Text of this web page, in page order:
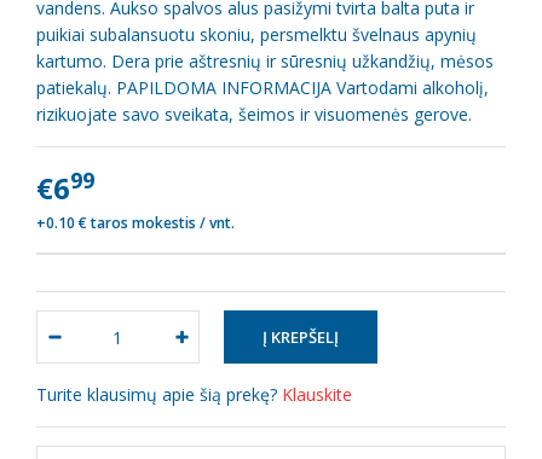
vandens. Aukso spalvos alus pasižymi tvirta balta puta ir
puikiai subalansuotu skoniu, persmelktu švelnaus apynių
kartumo. Dera prie aštresnių ir sūresnių užkandžių, mėsos
patiekalų. PAPILDOMA INFORMACIJA Vartodami alkoholį,
rizikuojate savo sveikata, šeimos ir visuomenės gerove.
€699
+0.10 € taros mokestis / vnt.
Turite klausimų apie šią prekę? Klauskite